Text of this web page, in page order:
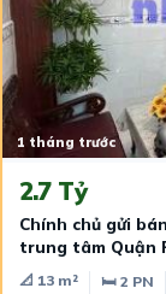
1 tháng trước
2.7 Tỷ
​Chính chủ gửi
trung tâm Quận
📐 13 m² 🛏 2 PN